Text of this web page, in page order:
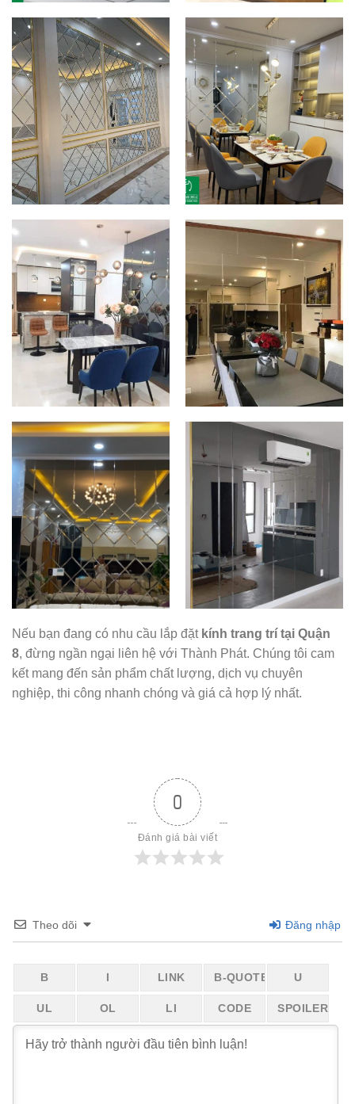
Nếu bạn đang có nhu cầu lắp đặt kính trang trí tại Quận
8, đừng ngần ngại liên hệ với Thành Phát. Chúng tôi cam
kết mang đến sản phẩm chất lượng, dịch vụ chuyên
nghiệp, thi công nhanh chóng và giá cả hợp lý nhất.
0
Đánh giá bài viết
Theo dõi Đăng nhập